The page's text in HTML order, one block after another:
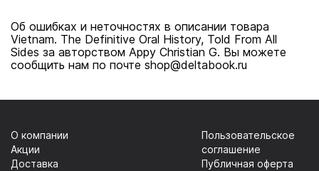
Об ошибках и неточностях в описании товара
Vietnam. The Definitive Oral History, Told From All
Sides за авторством Appy Christian G. Вы можете
сообщить нам по почте shop@deltabook.ru
О компании
Акции
Доставка
Пользовательское
соглашение
Публичная оферта